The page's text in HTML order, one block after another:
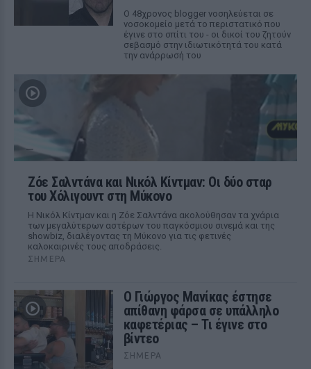
Ο 48χρονος blogger νοσηλεύεται σε
νοσοκομείο μετά το περιστατικό που
έγινε στο σπίτι του - οι δικοί του ζητούν
σεβασμό στην ιδιωτικότητά του κατά
την ανάρρωσή του
Ζόε Σαλντάνα και Νικόλ Κίντμαν: Οι δύο σταρ
του Χόλιγουντ στη Μύκονο
Η Νικόλ Κίντμαν και η Ζόε Σαλντάνα ακολούθησαν τα χνάρια
των μεγαλύτερων αστέρων του παγκόσμιου σινεμά και της
showbiz, διαλέγοντας τη Μύκονο για τις φετινές
καλοκαιρινές τους αποδράσεις.
ΣΉΜΕΡΑ
Ο Γιώργος Μανίκας έστησε
απίθανη φάρσα σε υπάλληλο
καφετέριας – Τι έγινε στο
βίντεο
ΣΉΜΕΡΑ